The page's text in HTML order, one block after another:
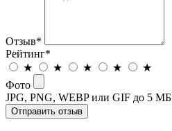
Отзыв*
Рейтинг*
★
★ ★ ★
★
Фото
JPG, PNG, WEBP или GIF до 5 МБ
Отправить отзыв